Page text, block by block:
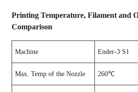
Printing Temperature, Filament and
Comparison
Machine Ender-3 S1
Max. Temp of the Nozzle 260℃